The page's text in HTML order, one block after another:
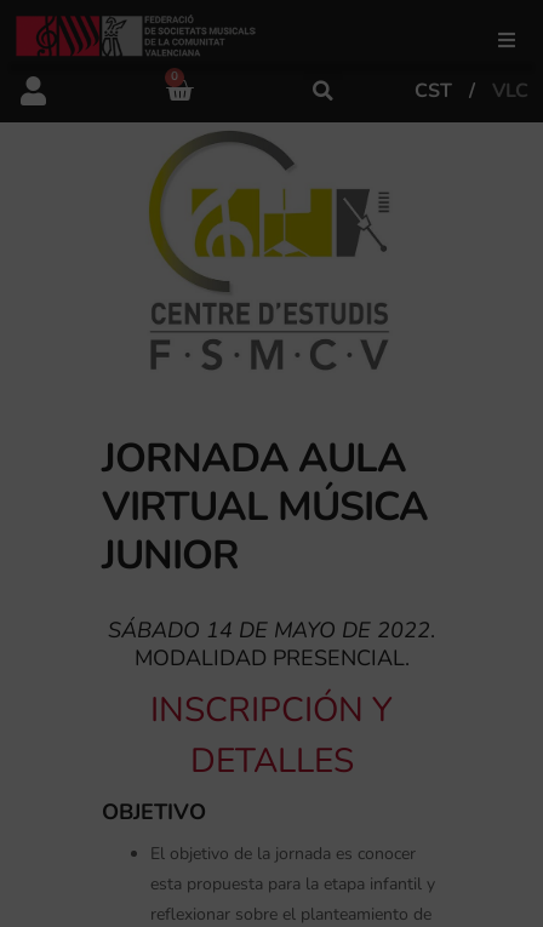
FSMCV
Áreas de gestión
Área educativa
Área artística
0
CST VLC
JORNADA AULA
VIRTUAL MÚSICA
JUNIOR
SÁBADO 14 DE MAYO DE 2022.
MODALIDAD PRESENCIAL.
INSCRIPCIÓN Y
DETALLES
OBJETIVO
El objetivo de la jornada es conocer
esta propuesta para la etapa infantil y
reflexionar sobre el planteamiento de